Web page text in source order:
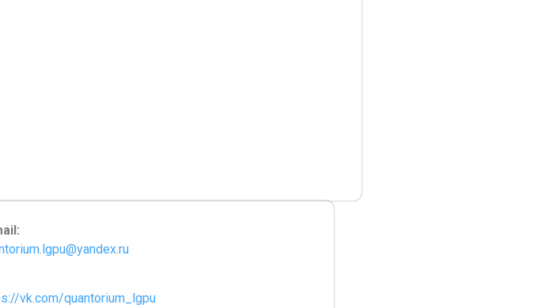
vk.com/quantorium_lgpu